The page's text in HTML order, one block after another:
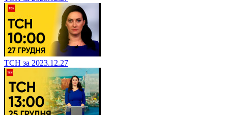
ТСН за 2023.12.27